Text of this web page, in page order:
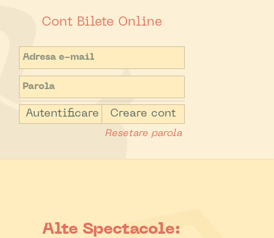
Cont Bilete Online
Autentificare Creare cont
Resetare parola
Alte Spectacole: